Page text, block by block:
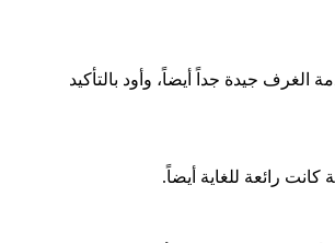
الغرف جيدة جداً أيضاً، وأود بالتأكيد
رائعة للغاية أيضاً.